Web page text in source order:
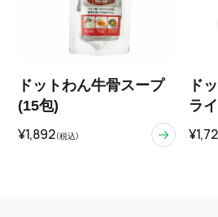
ドットわん牛骨スープ
(15包)
¥1,892（税込）
ド
ラ